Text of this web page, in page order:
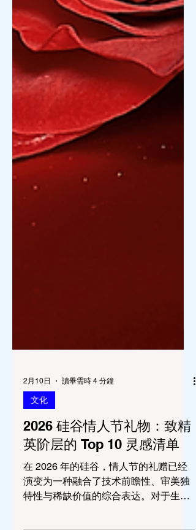
2月10日
文化
2026 硅谷情人节礼物：致精
英阶层的 Top 10 灵感清单
在 2026 年的硅谷，情人节的礼赠已经